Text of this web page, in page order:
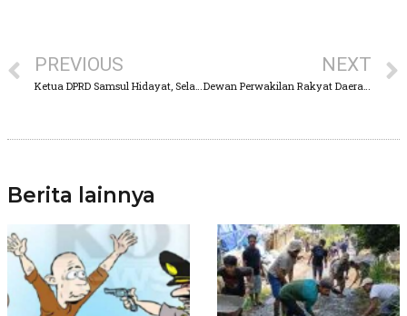
PREVIOUS NEXT
Berita lainnya